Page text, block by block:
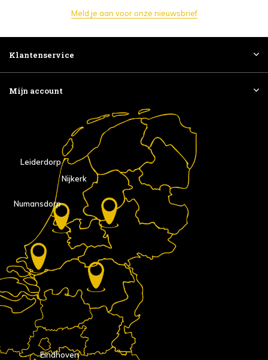
Meld je aan voor onze nieuwsbrief
Klantenservice
Mijn account
Eindhoven
Nijkerk
Numansdorp
Leiderdorp